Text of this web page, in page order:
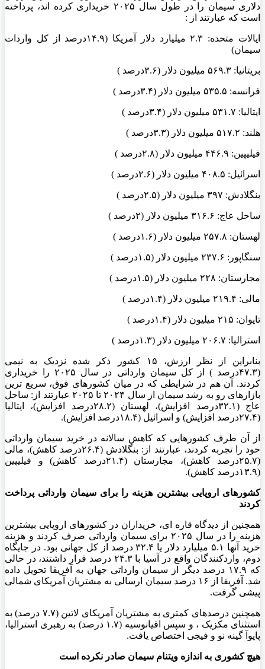
دلاری سیمان را در طول سال ۲۰۲۵ خریداری کرده ‌اند، پرداخته
است که عبارتند از :
ایالات متحده: ۲.۳ میلیارد دلار آمریکا (۱۴.۹درصد از کل واردات
سیمان)
بریتانیا: ۵۶۹.۳ میلیون دلار (۳.۶درصد )
فرانسه: ۵۳۵.۵ میلیون دلار (۳.۴درصد )
ایتالیا: ۵۳۱.۷ میلیون دلار (۳.۴درصد )
هلند: ۵۱۷.۲ میلیون دلار (۳.۳درصد )
فیلیپین: ۴۴۶.۹ میلیون دلار (۲.۸درصد )
اسرائیل: ۴۰۸.۵ میلیون دلار (۲.۶درصد )
بنگلادش: ۳۹۷ میلیون دلار (۲.۵درصد )
ساحل عاج: ۳۱۶.۶ میلیون دلار (۲درصد )
لهستان: ۲۵۷.۸ میلیون دلار (۱.۶درصد )
سنگاپور: ۲۳۷.۶ میلیون دلار (۱.۵درصد )
مجارستان: ۲۲۸ میلیون دلار (۱.۵درصد )
مالی: ۲۱۹.۴ میلیون دلار (۱.۴درصد )
تایوان: ۲۱۵ میلیون دلار (۱.۴درصد )
استرالیا: ۲۰۶.۷ میلیون دلار (۱.۳درصد )
بنابراین از نظر ارزش، ۱۵ کشور ذکر شده نزدیک به نیمی
(۴۷.۳درصد ) از کل سیمان وارداتی در سال ۲۰۲۵ را خریداری
کردند. آن هم در شرایطی که در میان کشورهای فوق، سریع‌ ترین
بازارهای رو به رشد سیمان از سال ۲۰۲۴ تا ۲۰۲۵ عبارتند از: ساحل
عاج (۳۲.۱درصد افزایش)، لهستان (۲۸.۲درصد افزایش)، ایتالیا
(۲۷.۴درصد افزایش) و اسرائیل (۱۸.۴درصد افزایش).
از آن طرف کشورهایی که کاهش سالانه در خرید سیمان وارداتی
خود را تجربه کردند، عبارتند از: بنگلادش (۲۶.۴درصد کاهش)، مالی
(۲۵.۷درصد کاهش)، مجارستان (۲۱.۴درصد کاهش) و فیلیپین
(۱۳.۹درصد کاهش).
کشورهای اروپایی بیشترین هزینه را برای سیمان وارداتی پرداخت
کردند
همچنین از دیدگاه قاره‌ ای، خریداران در کشورهای اروپایی بیشترین
هزینه را در سال ۲۰۲۵ برای سیمان وارداتی صرف کردند و هزینه
خرید آنها ۵.۱ میلیارد دلار یا ۳۲.۴ درصد از کل جهانی بود. در جایگاه
دوم، واردکنندگان واقع در آسیا با ۲۴.۳ درصد قرار داشتند، در حالی
که ۱۷.۹ درصد دیگر از سیمان وارداتی جهان به آفریقا تحویل داده
شد. آفریقا از ۱۶ درصد سیمان ارسالی به مشتریان آمریکای شمالی
پیشی گرفت.
همچنین درصدهای کمتری به مشتریان آمریکای لاتین (۷.۷ درصد) به
استثنای مکزیک ، و سپس اقیانوسیه (۱.۷ درصد) به رهبری استرالیا،
پاپوآ گینه نو و فیجی اختصاص یافت.
هیچ کشوری به اندازه ویتنام سیمان صادر نکرده است